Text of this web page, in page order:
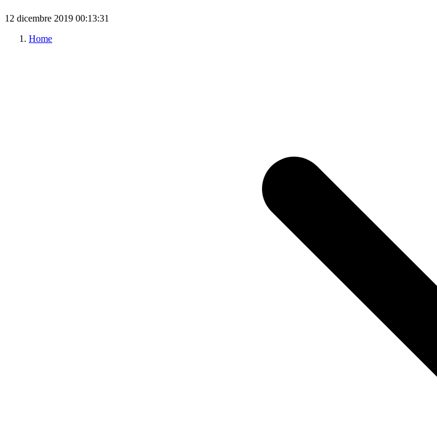
12 dicembre 2019 00:13:31
Home